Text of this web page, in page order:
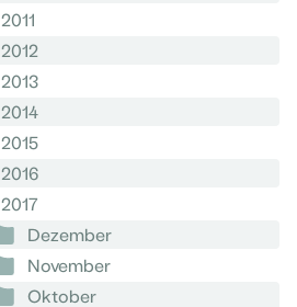
2011
2012
2013
2014
2015
2016
2017
Dezember
November
Oktober